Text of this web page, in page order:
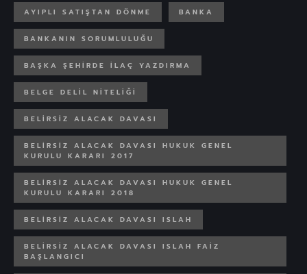
AYIPLI SATIŞTAN DÖNME BANKA
BANKANIN SORUMLULUĞU
BAŞKA ŞEHIRDE ILAÇ YAZDIRMA
BELGE DELIL NITELIĞI
BELIRSIZ ALACAK DAVASI
BELIRSIZ ALACAK DAVASI HUKUK GENEL
KURULU KARARI 2017
BELIRSIZ ALACAK DAVASI HUKUK GENEL
KURULU KARARI 2018
BELIRSIZ ALACAK DAVASI ISLAH
BELIRSIZ ALACAK DAVASI ISLAH FAIZ
BAŞLANGICI